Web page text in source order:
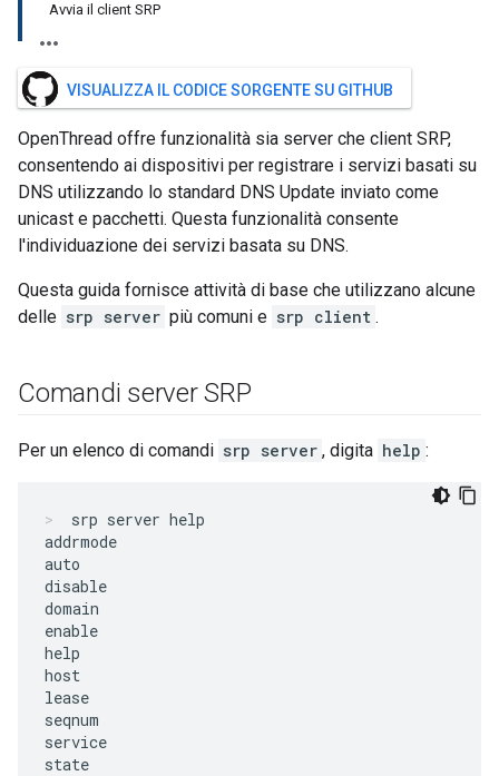
Avvia il client SRP
VISUALIZZA IL CODICE SORGENTE SU GITHUB
OpenThread offre funzionalità sia server che client SRP,
consentendo ai dispositivi per registrare i servizi basati su
DNS utilizzando lo standard DNS Update inviato come
unicast e pacchetti. Questa funzionalità consente
l'individuazione dei servizi basata su DNS.
Questa guida fornisce attività di base che utilizzano alcune
delle srp server più comuni e srp client .
Comandi server SRP
Per un elenco di comandi srp server , digita help :
srp server help
addrmode
auto
disable
domain
enable
help
host
lease
seqnum
service
state